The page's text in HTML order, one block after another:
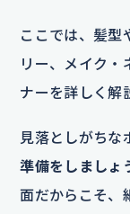
ここでは、髪型
リー、メイク・
ナーを詳しく解
見落としがちな
準備をしましょ
面だからこそ、